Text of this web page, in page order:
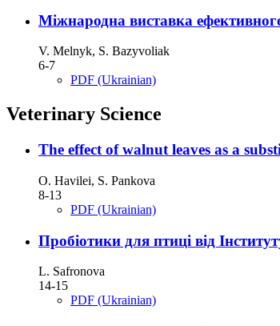
Міжнародна виставка
V. Melnyk, S. Bazyvolіak
6-7
PDF (Ukrainian)
Veterinary Science
The effect of walnut leaves as a
O. Havilei, S. Pankova
8-13
PDF (Ukrainian)
Пробіотики для птиці від
L. Safronova
14-15
PDF (Ukrainian)